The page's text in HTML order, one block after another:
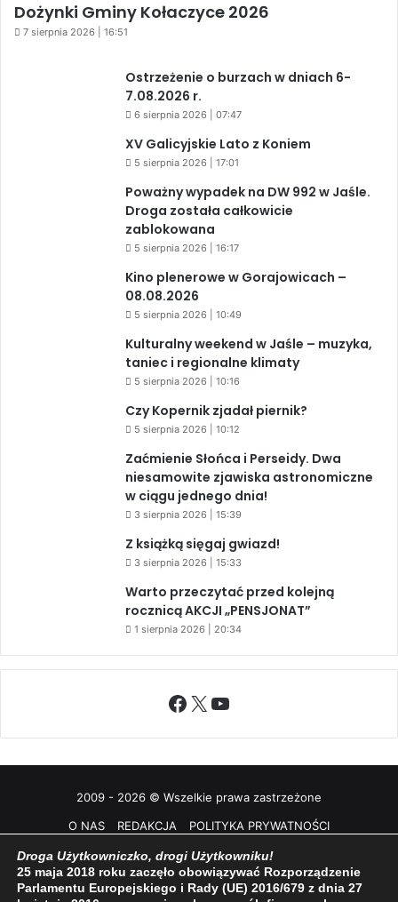
Dożynki Gminy Kołaczyce 2026
7 sierpnia 2026 | 16:51
Ostrzeżenie o burzach w dniach 6-
7.08.2026 r.
6 sierpnia 2026 | 07:47
XV Galicyjskie Lato z Koniem
5 sierpnia 2026 | 17:01
Poważny wypadek na DW 992 w Jaśle.
Droga została całkowicie
zablokowana
5 sierpnia 2026 | 16:17
Kino plenerowe w Gorajowicach –
08.08.2026
5 sierpnia 2026 | 10:49
Kulturalny weekend w Jaśle – muzyka,
taniec i regionalne klimaty
5 sierpnia 2026 | 10:16
Czy Kopernik zjadał piernik?
5 sierpnia 2026 | 10:12
Zaćmienie Słońca i Perseidy. Dwa
niesamowite zjawiska astronomiczne
w ciągu jednego dnia!
3 sierpnia 2026 | 15:39
Z książką sięgaj gwiazd!
3 sierpnia 2026 | 15:33
Warto przeczytać przed kolejną
rocznicą AKCJI „PENSJONAT”
1 sierpnia 2026 | 20:34
Facebook
X YouTube
2009 - 2026 © Wszelkie prawa zastrzeżone
O NAS
REDAKCJA POLITYKA PRYWATNOŚCI
Droga Użytkowniczko, drogi Użytkowniku!
25 maja 2018 roku zaczęło obowiązywać Rozporządzenie
Parlamentu Europejskiego i Rady (UE) 2016/679 z dnia 27